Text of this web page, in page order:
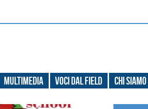
Multimedia Voci dal field Chi Siamo